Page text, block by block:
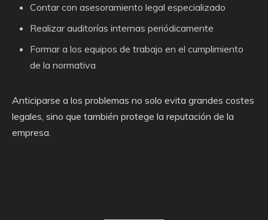
Contar con asesoramiento legal especializado
Realizar auditorías internas periódicamente
Formar a los equipos de trabajo en el cumplimiento
de la normativa
Anticiparse a los problemas no solo evita grandes costes
legales, sino que también protege la reputación de la
empresa.